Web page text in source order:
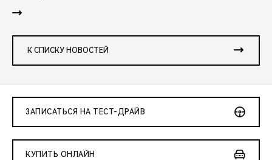
К СПИСКУ НОВОСТЕЙ
ЗАПИСАТЬСЯ НА ТЕСТ-ДРАЙВ
КУПИТЬ ОНЛАЙН